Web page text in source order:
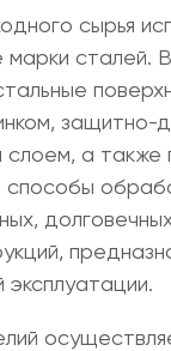
сырья
марки сталей.
слоем, а также
способы
эксплуатации.